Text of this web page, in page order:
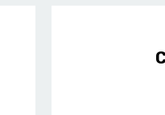
Для кого